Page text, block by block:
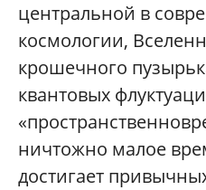
центральной в
космологии,
крошечного
квантовых
ничтожно малое
достигает